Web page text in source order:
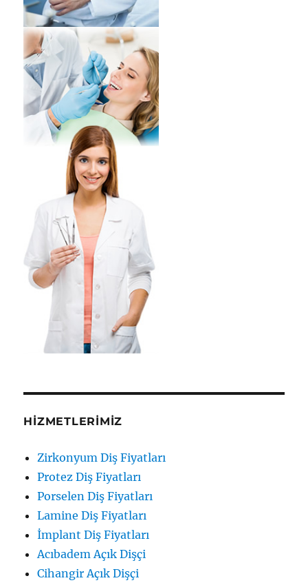
HIZMETLERIMIZ
Zirkonyum Diş Fiyatları
Protez Diş Fiyatları
Porselen Diş Fiyatları
Lamine Diş Fiyatları
İmplant Diş Fiyatları
Acıbadem Açık Dişçi
Cihangir Açık Dişçi